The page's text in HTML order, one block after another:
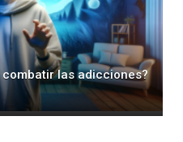
las adicciones?